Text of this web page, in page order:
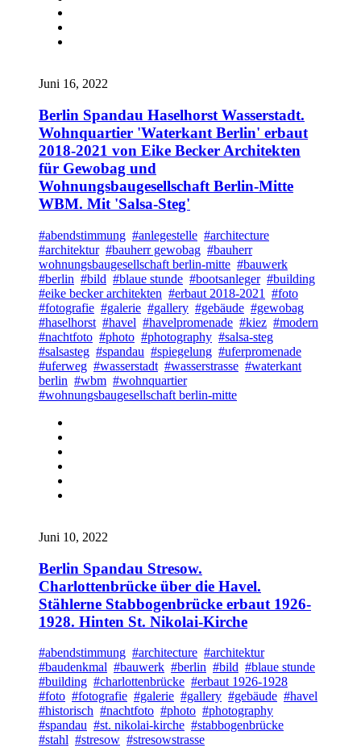
Juni 16, 2022
Berlin Spandau Haselhorst Wasserstadt.
Wohnquartier 'Waterkant Berlin' erbaut
2018-2021 von Eike Becker Architekten
für Gewobag und
Wohnungsbaugesellschaft Berlin-Mitte
WBM. Mit 'Salsa-Steg'
#abendstimmung #anlegestelle #architecture
#architektur #bauherr gewobag #bauherr
wohnungsbaugesellschaft berlin-mitte #bauwerk
#berlin #bild #blaue stunde #bootsanleger #building
#eike becker architekten #erbaut 2018-2021
#foto
#fotografie #galerie #gallery #gebäude #gewobag
#haselhorst #havel #havelpromenade #kiez #modern
#nachtfoto #photo #photography #salsa-steg
#salsasteg #spandau #spiegelung #uferpromenade
#uferweg #wasserstadt #wasserstrasse #waterkant
berlin #wbm #wohnquartier
#wohnungsbaugesellschaft berlin-mitte
Juni 10, 2022
Berlin Spandau Stresow.
Charlottenbrücke über die Havel.
Stählerne Stabbogenbrücke erbaut 1926-
1928. Hinten St. Nikolai-Kirche
#abendstimmung #architecture #architektur
#baudenkmal #bauwerk #berlin #bild #blaue stunde
#building #charlottenbrücke #erbaut 1926-1928
#foto #fotografie #galerie #gallery #gebäude #havel
#historisch #nachtfoto #photo #photography
#spandau #st. nikolai-kirche #stabbogenbrücke
#stahl #stresow #stresowstrasse